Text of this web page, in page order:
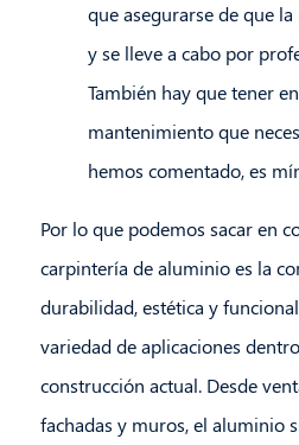
que asegurarse de que
y se lleve a cabo por
También hay que tener
mantenimiento que
hemos comentado, es
Por lo que podemos sacar en
carpintería de aluminio es la
durabilidad, estética y
variedad de aplicaciones
construcción actual. Desde
fachadas y muros, el aluminio